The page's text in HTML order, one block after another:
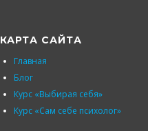
КАРТА САЙТА
Главная
Блог
Курс «Выбирая себя»
Курс «Сам себе психолог»